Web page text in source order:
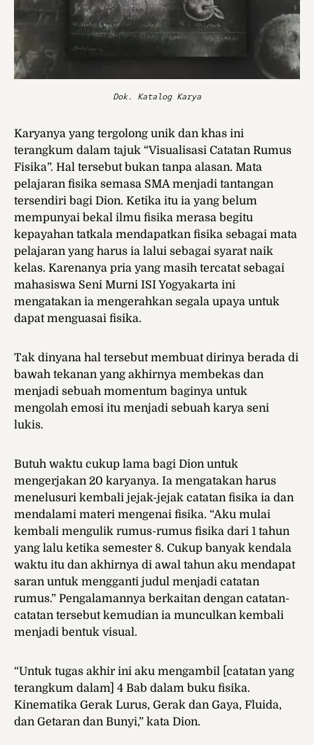
Dok. Katalog Karya
Karyanya yang tergolong unik dan khas ini
terangkum dalam tajuk “Visualisasi Catatan Rumus
Fisika”. Hal tersebut bukan tanpa alasan. Mata
pelajaran fisika semasa SMA menjadi tantangan
tersendiri bagi Dion. Ketika itu ia yang belum
mempunyai bekal ilmu fisika merasa begitu
kepayahan tatkala mendapatkan fisika sebagai mata
pelajaran yang harus ia lalui sebagai syarat naik
kelas. Karenanya pria yang masih tercatat sebagai
mahasiswa Seni Murni ISI Yogyakarta ini
mengatakan ia mengerahkan segala upaya untuk
dapat menguasai fisika.
Tak dinyana hal tersebut membuat dirinya berada di
bawah tekanan yang akhirnya membekas dan
menjadi sebuah momentum baginya untuk
mengolah emosi itu menjadi sebuah karya seni
lukis.
Butuh waktu cukup lama bagi Dion untuk
mengerjakan 20 karyanya. Ia mengatakan harus
menelusuri kembali jejak-jejak catatan fisika ia dan
mendalami materi mengenai fisika. “Aku mulai
kembali mengulik rumus-rumus fisika dari 1 tahun
yang lalu ketika semester 8. Cukup banyak kendala
waktu itu dan akhirnya di awal tahun aku mendapat
saran untuk mengganti judul menjadi catatan
rumus.” Pengalamannya berkaitan dengan catatan-
catatan tersebut kemudian ia munculkan kembali
menjadi bentuk visual.
“Untuk tugas akhir ini aku mengambil [catatan yang
terangkum dalam] 4 Bab dalam buku fisika.
Kinematika Gerak Lurus, Gerak dan Gaya, Fluida,
dan Getaran dan Bunyi,” kata Dion.